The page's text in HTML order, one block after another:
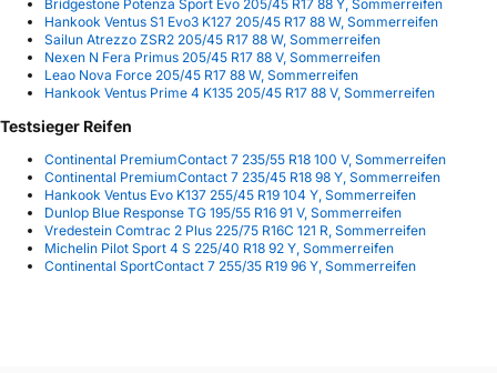
Bridgestone Potenza Sport Evo 205/45 R17 88 Y, Sommerreifen
Hankook Ventus S1 Evo3 K127 205/45 R17 88 W, Sommerreifen
Sailun Atrezzo ZSR2 205/45 R17 88 W, Sommerreifen
Nexen N Fera Primus 205/45 R17 88 V, Sommerreifen
Leao Nova Force 205/45 R17 88 W, Sommerreifen
Hankook Ventus Prime 4 K135 205/45 R17 88 V, Sommerreifen
Testsieger Reifen
Continental PremiumContact 7 235/55 R18 100 V, Sommerreifen
Continental PremiumContact 7 235/45 R18 98 Y, Sommerreifen
Hankook Ventus Evo K137 255/45 R19 104 Y, Sommerreifen
Dunlop Blue Response TG 195/55 R16 91 V, Sommerreifen
Vredestein Comtrac 2 Plus 225/75 R16C 121 R, Sommerreifen
Michelin Pilot Sport 4 S 225/40 R18 92 Y, Sommerreifen
Continental SportContact 7 255/35 R19 96 Y, Sommerreifen